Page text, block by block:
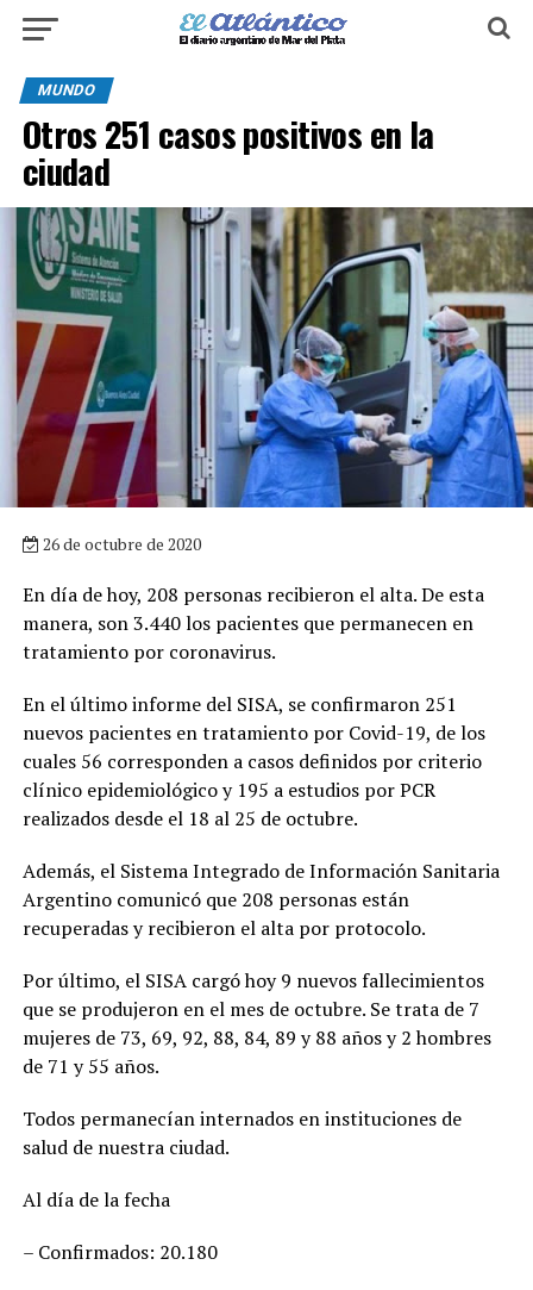
MUNDO
Otros 251 casos positivos en la
ciudad
26 de octubre de 2020
En día de hoy, 208 personas recibieron el alta. De esta
manera, son 3.440 los pacientes que permanecen en
tratamiento por coronavirus.
En el último informe del SISA, se confirmaron 251
nuevos pacientes en tratamiento por Covid-19, de los
cuales 56 corresponden a casos definidos por criterio
clínico epidemiológico y 195 a estudios por PCR
realizados desde el 18 al 25 de octubre.
Además, el Sistema Integrado de Información Sanitaria
Argentino comunicó que 208 personas están
recuperadas y recibieron el alta por protocolo.
Por último, el SISA cargó hoy 9 nuevos fallecimientos
que se produjeron en el mes de octubre. Se trata de 7
mujeres de 73, 69, 92, 88, 84, 89 y 88 años y 2 hombres
de 71 y 55 años.
Todos permanecían internados en instituciones de
salud de nuestra ciudad.
Al día de la fecha
– Confirmados: 20.180